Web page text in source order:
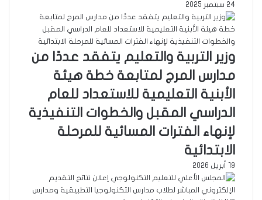
24 سبتمبر 2025
وزير التربية والتعليم يتفقد عددًا من
مدارس المرج لمتابعة خطة هيئة
الأبنية التعليمية للاستعداد للعام
الدراسي المقبل والخطوات التنفيذية
لإنهاء الفترات المسائية للمرحلة
الابتدائية
19 أبريل 2026